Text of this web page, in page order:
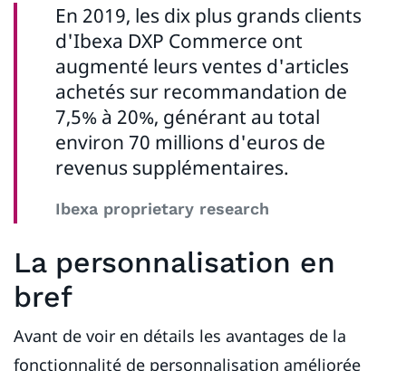
En 2019, les dix plus grands clients
d'Ibexa DXP Commerce ont
augmenté leurs ventes d'articles
achetés sur recommandation de
7,5% à 20%, générant au total
environ 70 millions d'euros de
revenus supplémentaires.
Ibexa proprietary research
La personnalisation en
bref
Avant de voir en détails les avantages de la
fonctionnalité de personnalisation améliorée